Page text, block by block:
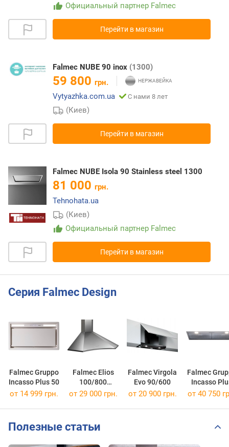
Официальный партнер Falmec
Перейти в магазин
Falmec NUBE 90 inox (1300)
59 800 грн.
Vytyazhka.com.ua
С нами 8 лет
(Киев)
Перейти в магазин
Falmec NUBE Isola 90 Stainless steel 1300
81 000 грн.
Tehnohata.ua
(Киев)
Официальный партнер Falmec
Перейти в магазин
Серия Falmec Design
Falmec Gruppo
Incasso Plus 50
Falmec Elios
100/800
Angolo
Falmec Virgola
Evo 90/600
Falmec
Incasso
NRS 50/
от 14 999 грн. от 29 000 грн. от 20 900 грн. от 40 750
Полезные статьи